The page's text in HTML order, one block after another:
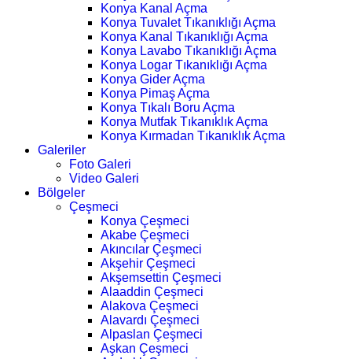
Konya Kanal Açma
Konya Tuvalet Tıkanıklığı Açma
Konya Kanal Tıkanıklığı Açma
Konya Lavabo Tıkanıklığı Açma
Konya Logar Tıkanıklığı Açma
Konya Gider Açma
Konya Pimaş Açma
Konya Tıkalı Boru Açma
Konya Mutfak Tıkanıklık Açma
Konya Kırmadan Tıkanıklık Açma
Galeriler
Foto Galeri
Video Galeri
Bölgeler
Çeşmeci
Konya Çeşmeci
Akabe Çeşmeci
Akıncılar Çeşmeci
Akşehir Çeşmeci
Akşemsettin Çeşmeci
Alaaddin Çeşmeci
Alakova Çeşmeci
Alavardı Çeşmeci
Alpaslan Çeşmeci
Aşkan Çeşmeci